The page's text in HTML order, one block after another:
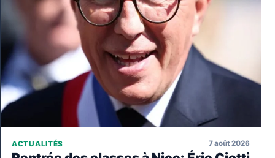
ACTUALITÉS 7 août 2026